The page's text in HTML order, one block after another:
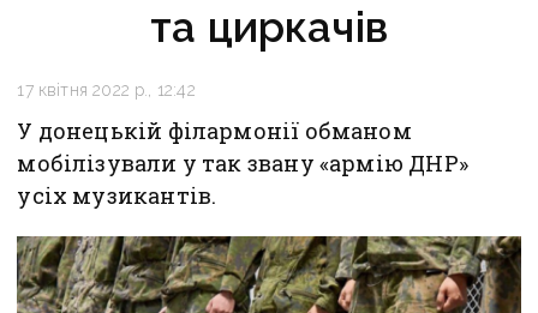
та циркачів
17 квітня 2022 р., 12:42
У донецькій філармонії обманом
мобілізували у так звану «армію ДНР»
усіх музикантів.